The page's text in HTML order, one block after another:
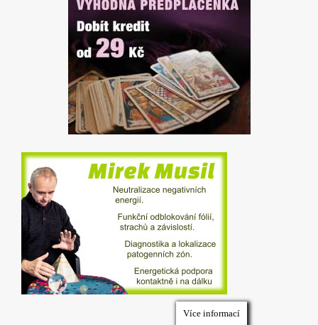
Více informací